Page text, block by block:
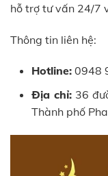
hỗ trợ tư vấn 24/7
Thông tin liên hệ:
Hotline:0948
Địa chỉ:36
Thành phố